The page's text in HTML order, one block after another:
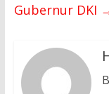
Gubernur DKI